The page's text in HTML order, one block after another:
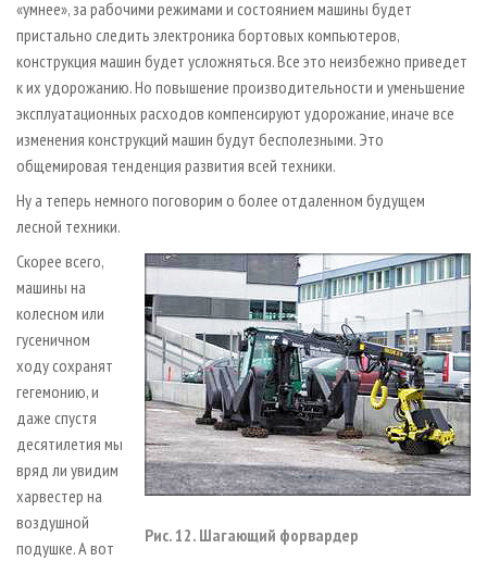
«умнее», за рабочими режимами и состоянием машины будет
пристально следить электроника бортовых компьютеров,
конструкция машин будет усложняться. Все это неизбежно приведет
к их удорожанию. Но повышение производительности и уменьшение
эксплуатационных расходов компенсируют удорожание, иначе все
изменения конструкций машин будут бесполезными. Это
общемировая тенденция развития всей техники.
Ну а теперь немного поговорим о более отдаленном будущем
лесной техники.
Рис. 12. Шагающий форвардер
Скорее всего,
машины на
колесном или
гусеничном
ходу сохранят
гегемонию, и
даже спустя
десятилетия мы
вряд ли увидим
харвестер на
воздушной
подушке. А вот